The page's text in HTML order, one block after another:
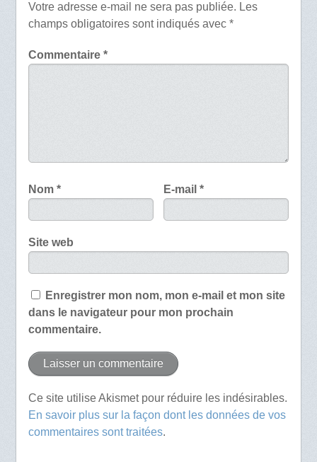
Votre adresse e-mail ne sera pas publiée. Les
champs obligatoires sont indiqués avec *
Commentaire *
Nom * E-mail*
Site web
Enregistrer mon nom, mon e-mail et mon site
dans le navigateur pour mon prochain
commentaire.
Ce site utilise Akismet pour réduire les indésirables.
En savoir plus sur la façon dont les données de vos
commentaires sont traitées.